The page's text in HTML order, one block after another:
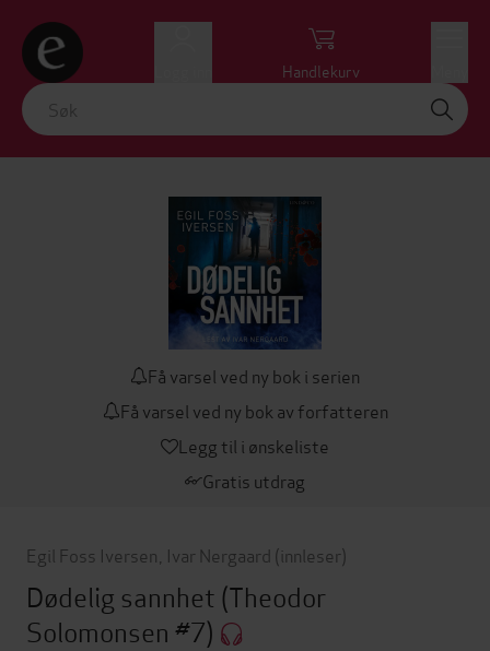
Handlekurv
Få varsel ved ny bok i serien
Få varsel ved ny bok av forfatteren
Legg til i ønskeliste
Gratis utdrag
Egil Foss Iversen Ivar Nergaard (innleser)
Dødelig sannhet (Theodor
Solomonsen #7)